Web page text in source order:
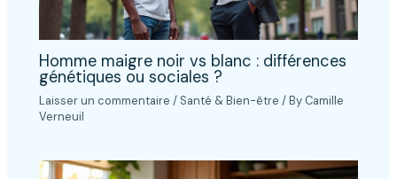
Homme maigre noir vs blanc : différences
génétiques ou sociales ?
Laisser un commentaire / Santé & Bien-être / By Camille
Verneuil